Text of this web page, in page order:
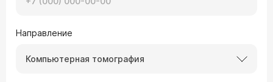
Направление
Компьютерная томография